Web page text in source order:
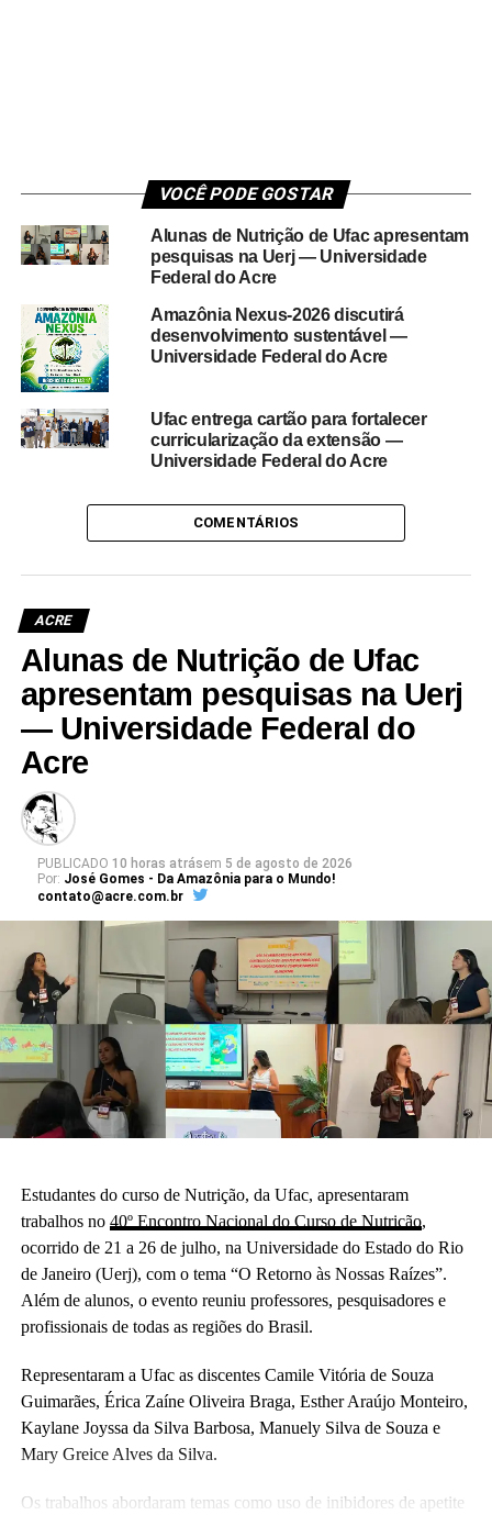
VOCÊ PODE GOSTAR
Alunas de Nutrição de Ufac apresentam
pesquisas na Uerj — Universidade
Federal do Acre
Amazônia Nexus-2026 discutirá
desenvolvimento sustentável —
Universidade Federal do Acre
Ufac entrega cartão para fortalecer
curricularização da extensão —
Universidade Federal do Acre
COMENTÁRIOS
ACRE
Alunas de Nutrição de Ufac
apresentam pesquisas na Uerj
— Universidade Federal do
Acre
PUBLICADO 10 horas atrásem 5 de agosto de 2026
Por: José Gomes - Da Amazônia para o Mundo!
contato@acre.com.br
Estudantes do curso de Nutrição, da Ufac, apresentaram
trabalhos no 40º Encontro Nacional do Curso de Nutrição,
ocorrido de 21 a 26 de julho, na Universidade do Estado do Rio
de Janeiro (Uerj), com o tema “O Retorno às Nossas Raízes”.
Além de alunos, o evento reuniu professores, pesquisadores e
profissionais de todas as regiões do Brasil.
Representaram a Ufac as discentes Camile Vitória de Souza
Guimarães, Érica Zaíne Oliveira Braga, Esther Araújo Monteiro,
Kaylane Joyssa da Silva Barbosa, Manuely Silva de Souza e
Mary Greice Alves da Silva.
Os trabalhos abordaram temas como uso de inibidores de apetite